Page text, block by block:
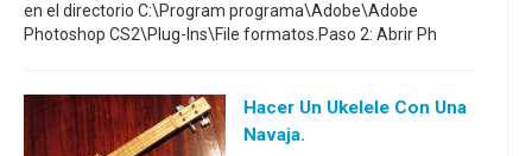
en el directorio C:\Program programa\Adobe\Adobe
Photoshop CS2\Plug-Ins\File formatos.Paso 2: Abrir Ph
Hacer Un Ukelele Con Una
Navaja.